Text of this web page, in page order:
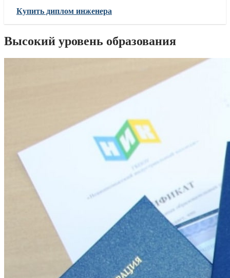
Купить диплом инженера
Высокий уровень образования